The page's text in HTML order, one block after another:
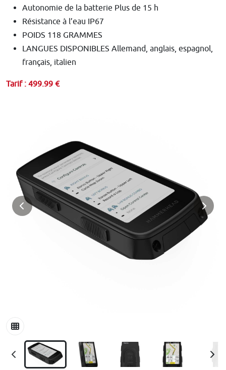
Autonomie de la batterie Plus de 15 h
Résistance à l’eau IP67
POIDS 118 GRAMMES
LANGUES DISPONIBLES Allemand, anglais, espagnol,
français, italien
Tarif : 499.99 €